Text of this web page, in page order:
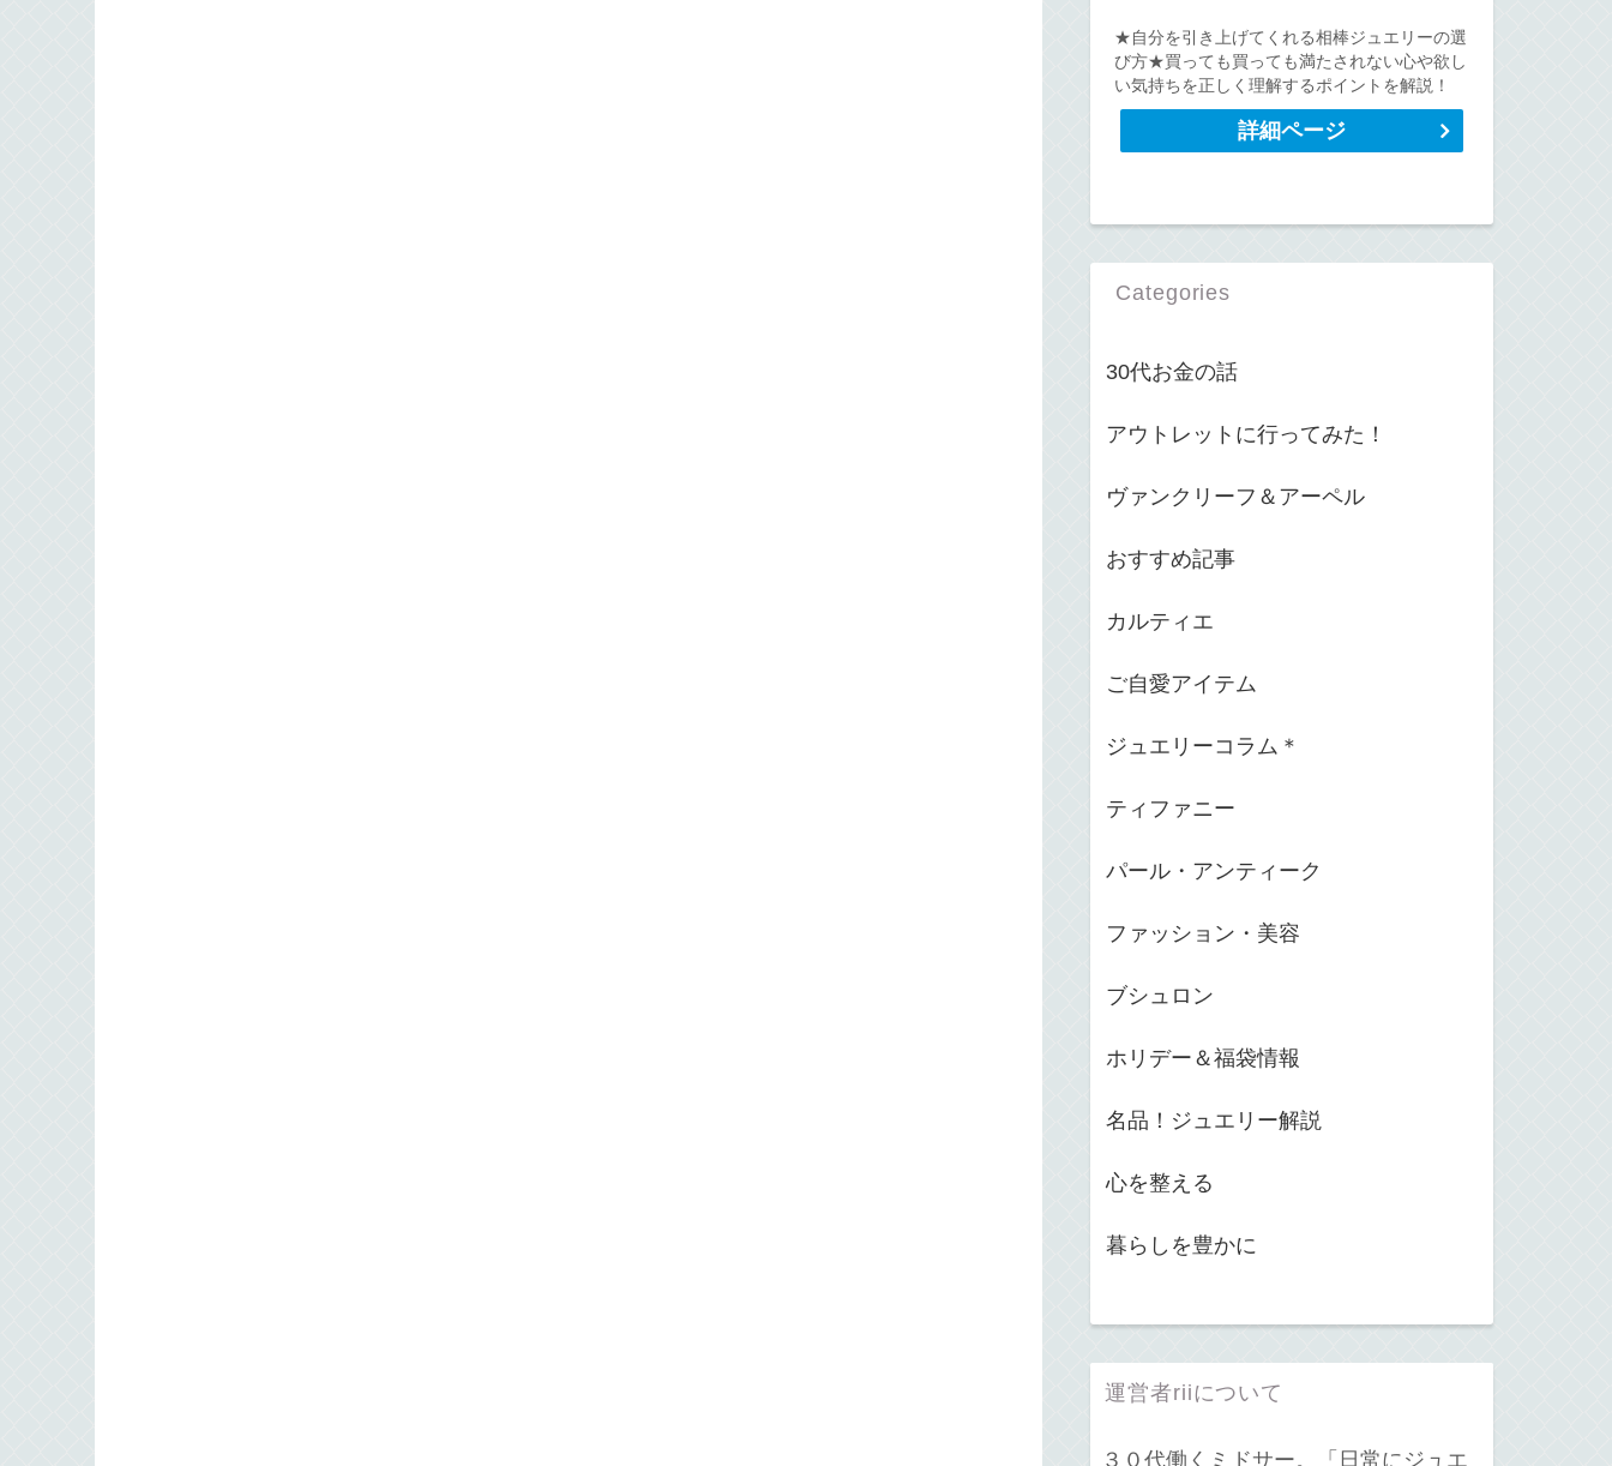
★自分を引き上げてくれる相棒ジュエリーの選
び方★買っても買っても満たされない心や欲し
い気持ちを正しく理解するポイントを解説！
詳細ページ
Categories
30代お金の話
アウトレットに行ってみた！
ヴァンクリーフ＆アーペル
おすすめ記事
カルティエ
ご自愛アイテム
ジュエリーコラム＊
ティファニー
パール・アンティーク
ファッション・美容
ブシュロン
ホリデー＆福袋情報
名品！ジュエリー解説
心を整える
暮らしを豊かに
運営者riiについて
３０代働くミドサー。「日常にジュエ